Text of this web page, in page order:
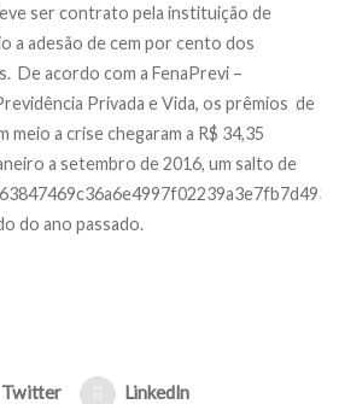
ser contrato pela instituição de
a adesão de cem por cento dos
De acordo com a FenaPrevi –
Privada e Vida, os prêmios de
meio a crise chegaram a R$ 34,35
a setembro de 2016, um salto de
do ano passado.
Twitter LinkedIn